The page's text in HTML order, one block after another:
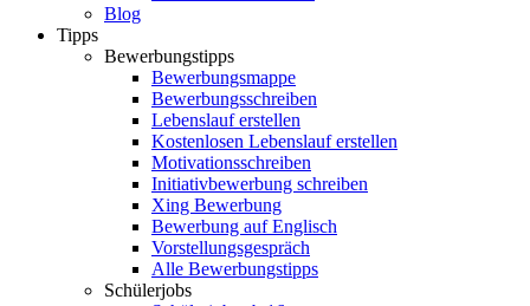
Blog
Tipps
Bewerbungstipps
Bewerbungsmappe
Bewerbungsschreiben
Lebenslauf erstellen
Kostenlosen Lebenslauf erstellen
Motivationsschreiben
Initiativbewerbung schreiben
Xing Bewerbung
Bewerbung auf Englisch
Vorstellungsgespräch
Alle Bewerbungstipps
Schülerjobs